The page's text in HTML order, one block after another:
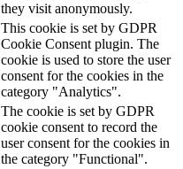
they visit anonymously.
This cookie is set by GDPR
Cookie Consent plugin. The
cookie is used to store the user
consent for the cookies in the
category "Analytics".
The cookie is set by GDPR
cookie consent to record the
user consent for the cookies in
the category "Functional".